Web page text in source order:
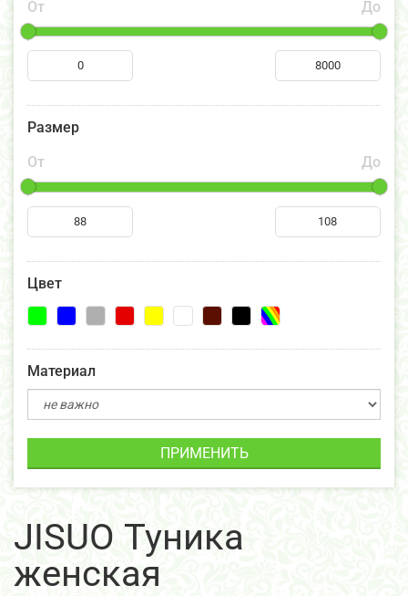
От
До
Размер
От
До
Цвет
Материал
ПРИМЕНИТЬ
JISUO Туника
женская